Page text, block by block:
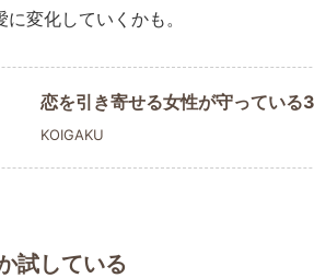
変化していくかも。
恋を引き寄せる女性が守っている
KOIGAKU
試している